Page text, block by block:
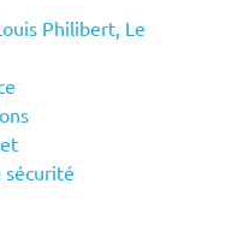
Philibert, Le
sécurité